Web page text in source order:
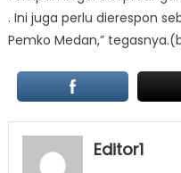
. Ini juga perlu dierespon
Pemko Medan,”
Editor1